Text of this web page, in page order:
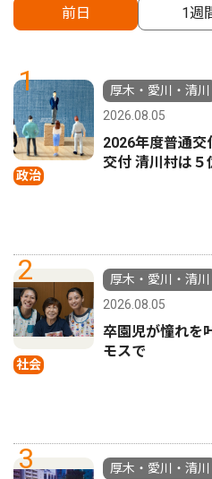
前日 1週
1
政治
厚木・愛川・清川
2026.08.05
2026年度普通
交付 清川村は５
2
社会
厚木・愛川・清川
2026.08.05
卒園児が憧れを
モスで
3
厚木・愛川・清川